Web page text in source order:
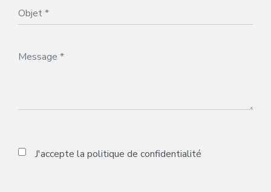
J'accepte la politique de confidentialité